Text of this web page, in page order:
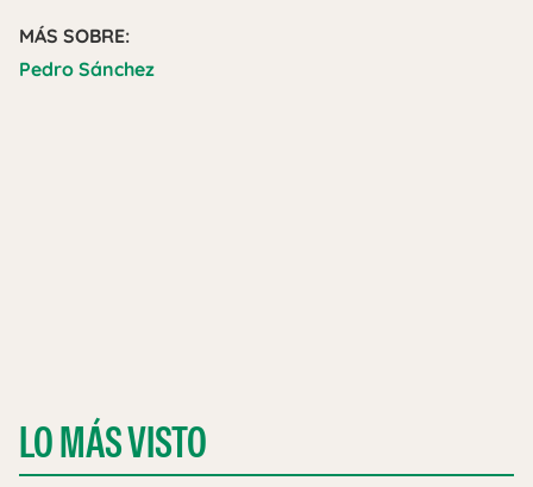
MÁS SOBRE:
Pedro Sánchez
LO MÁS VISTO